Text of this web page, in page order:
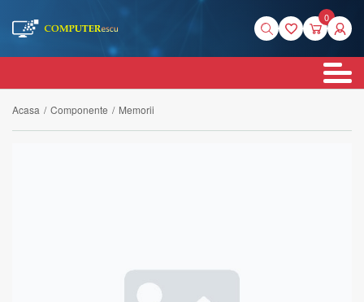
0
Acasa / Componente / Memorii